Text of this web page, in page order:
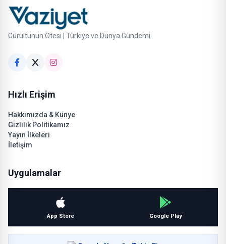
Gürültünün Ötesi | Türkiye ve Dünya Gündemi
Hızlı Erişim
Hakkımızda & Künye
Gizlilik Politikamız
Yayın İlkeleri
İletişim
Uygulamalar
App Store Google Play